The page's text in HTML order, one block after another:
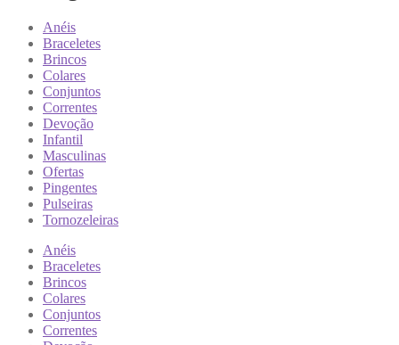
Anéis
Braceletes
Brincos
Colares
Conjuntos
Correntes
Devoção
Infantil
Masculinas
Ofertas
Pingentes
Pulseiras
Tornozeleiras
Anéis
Braceletes
Brincos
Colares
Conjuntos
Correntes